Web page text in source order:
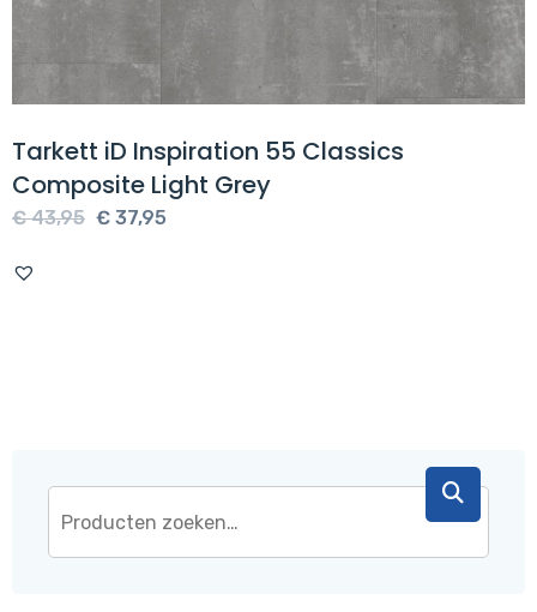
Tarkett iD Inspiration 55 Classics
Composite Light Grey
€43,95 Oorspronkelijke
€ 37,95